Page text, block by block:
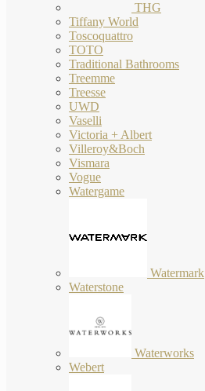
THG
Tiffany World
Toscoquattro
TOTO
Traditional Bathrooms
Treemme
Treesse
UWD
Vaselli
Victoria + Albert
Villeroy&Boch
Vismara
Vogue
Watergame
Watermark
Waterstone
Waterworks
Webert